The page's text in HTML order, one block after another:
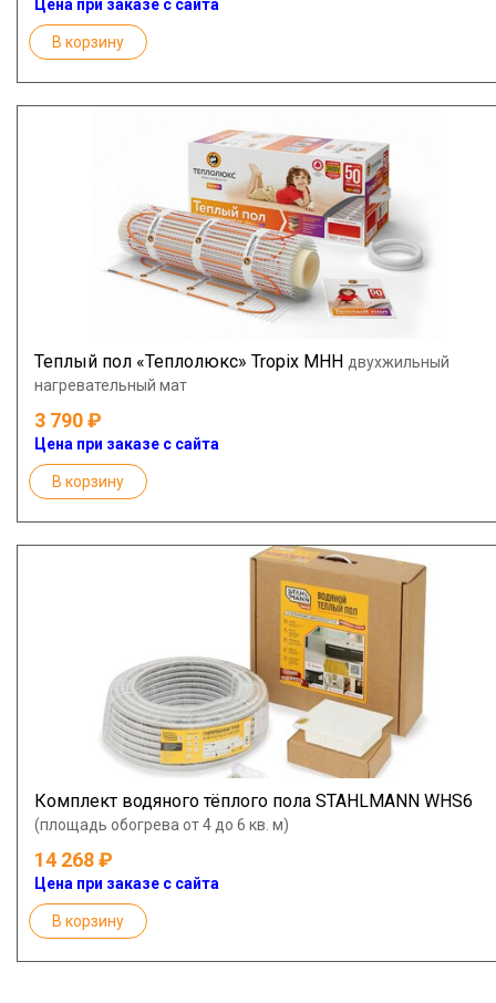
Цена при заказе с сайта
В корзину
Теплый пол «Теплолюкс» Tropix МНН двухжильный
нагревательный мат
3 790
Цена при заказе с сайта
В корзину
Комплект водяного тёплого пола STAHLMANN WHS6
(площадь обогрева от 4 до 6 кв. м)
14 268
Цена при заказе с сайта
В корзину